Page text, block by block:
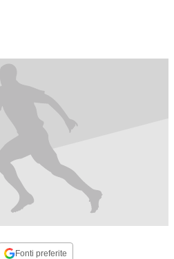
Fonti preferite